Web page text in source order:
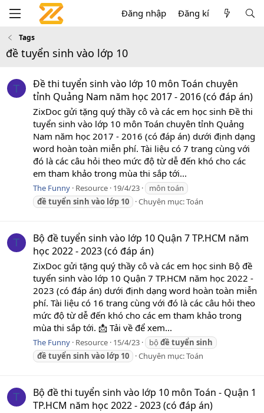
Đăng nhập Đăng kí
Tags
đề tuyển sinh vào lớp 10
T
Đề thi tuyển sinh vào lớp 10 môn Toán chuyên
tỉnh Quảng Nam năm học 2017 - 2016 (có đáp án)
ZixDoc gửi tặng quý thầy cô và các em học sinh Đề thi
tuyển sinh vào lớp 10 môn Toán chuyên tỉnh Quảng
Nam năm học 2017 - 2016 (có đáp án) dưới định dạng
word hoàn toàn miễn phí. Tài liệu có 7 trang cùng với
đó là các câu hỏi theo mức độ từ dễ đến khó cho các
em tham khảo trong mùa thi sắp tới...
The Funny Resource 19/4/23
môn toán
đề tuyển sinh vào lớp 10 Chuyên mục:Toán
T
Bộ đề tuyển sinh vào lớp 10 Quận 7 TP.HCM năm
học 2022 - 2023 (có đáp án)
ZixDoc gửi tặng quý thầy cô và các em học sinh Bộ đề
tuyển sinh vào lớp 10 Quận 7 TP.HCM năm học 2022 -
2023 (có đáp án) dưới định dạng word hoàn toàn miễn
phí. Tài liệu có 16 trang cùng với đó là các câu hỏi theo
mức độ từ dễ đến khó cho các em tham khảo trong
mùa thi sắp tới. 📩 Tải về để xem...
The Funny Resource 15/4/23 bộ đề tuyển sinh
đề tuyển sinh vào lớp 10 Chuyên mục:Toán
T
Bộ đề thi tuyển sinh vào lớp 10 môn Toán - Quận 1
TP.HCM năm học 2022 - 2023 (có đáp án)